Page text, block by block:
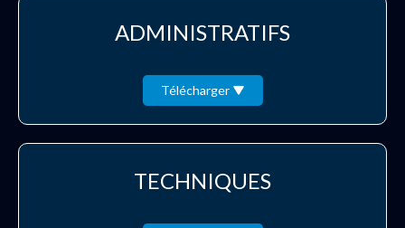
ADMINISTRATIFS
Télécharger
TECHNIQUES